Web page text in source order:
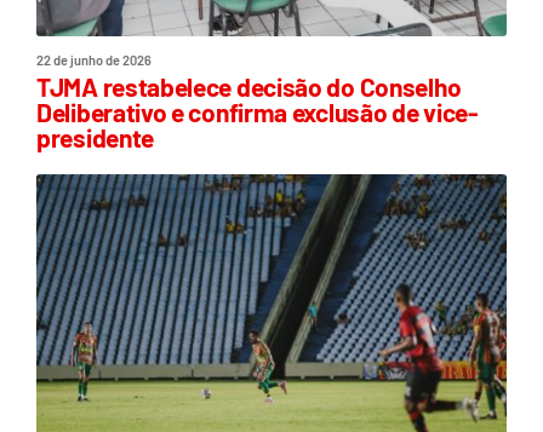
22 de junho de 2026
TJMA restabelece decisão do Conselho
Deliberativo e confirma exclusão de vice-
presidente